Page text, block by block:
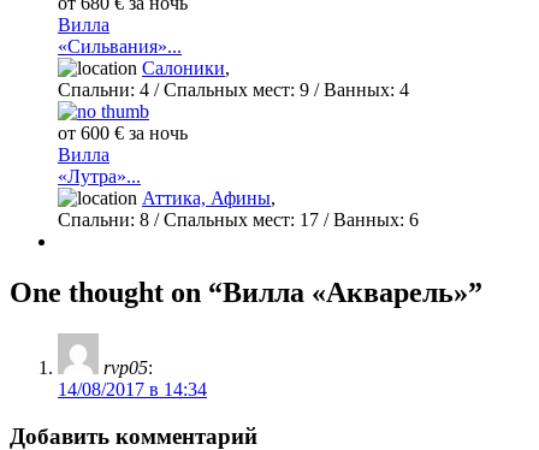
Вилла
«Сильвания»...
Салоники,
Спальни: 4 / Спальных мест: 9 /Ванных: 4
от 600 € за ночь
Вилла
«Лутра»...
Аттика, Афины,
Спальни: 8 / Спальных мест: 17 /Ванных: 6
One thought on “Вилла «Акварель»”
rvp05:
14/08/2017 в 14:34
Добавить комментарий